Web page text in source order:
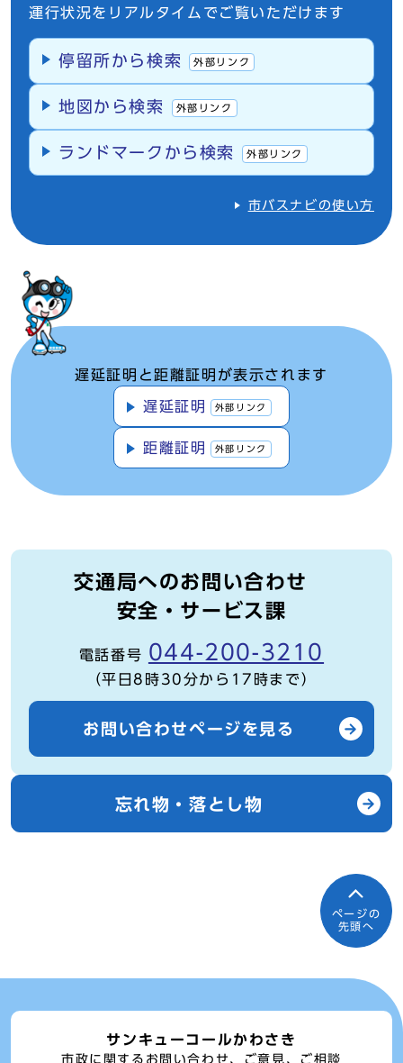
運行状況をリアルタイムでご覧いただけます
停留所から検索 外部リンク
地図から検索 外部リンク
ランドマークから検索 外部リンク
市バスナビの使い方
遅延証明と距離証明が表示されます
遅延証明 外部リンク
距離証明 外部リンク
交通局へのお問い合わせ
安全・サービス課
電話番号 044-200-3210
（平日8時30分から17時まで）
お問い合わせページを見る
忘れ物・落とし物
ページの
先頭へ
サンキューコールかわさき
市政に関するお問い合わせ、ご意見、ご相談